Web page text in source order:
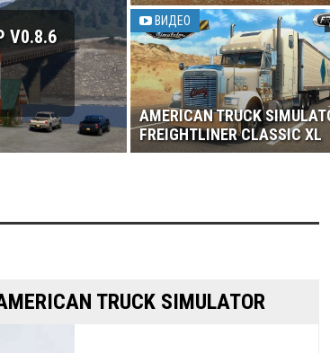
V0.8.6
ВИДЕО
AMERICAN TRUCK
FREIGHTLINER CLASSIC XL
TRUCK SIMULATOR